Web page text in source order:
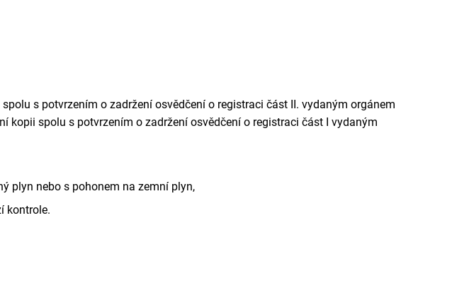
s potvrzením o zadržení osvědčení o registraci část II. vydaným orgánem
kopii spolu s potvrzením o zadržení osvědčení o registraci část I vydaným
plyn nebo s pohonem na zemní plyn,
kontrole.